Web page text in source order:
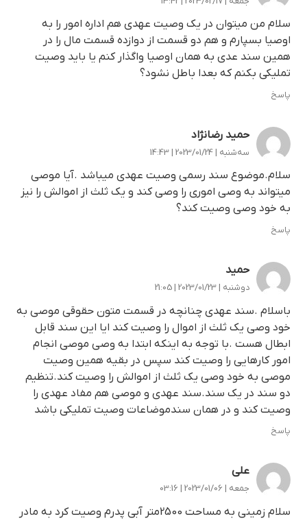
سلام من میتوان در یک وصیت عهدی هم اداره امور را به
اوصیا بسپارم و هم دو قسمت از دوازده قسمت مال را در
همین سند عدی به همان اوصیا واگذار کنم یا باید وصیت
تملیکی بکنم که بعدا باطل نشود؟
پاسخ
حمید رضانژاد
سه‌شنبه | 2023/01/24 | 14:43
سلام.موضوع سند رسمی وصیت عهدی میباشد .آیا موصی
میتواند به وصی اموری را وصی کند و یک ثلث از اموالش را نیز
به خود وصی وصیت کند؟
پاسخ
حمید
دوشنبه | 2023/01/23 | 21:05
باسلام .سند عهدی چنانچه در قسمت متون حقوقی موصی به
خود وصی یک ثلث از اموال را وصیت کند ایا این سند قابل
ابطال هست .با توجه به اینکه ابتدا به وصی موصی انجام
امور کارهایی را وصیت کند سپس در بقیه همین وصیت
موصی به خود وصی یک ثلث از اموالش را وصیت کند.تنظیم
دو سند در یک سند.سند عهدی و موصی هم مفاد عهدی را
وصیت کند و در همان سندموضاعات وصیت تملیکی باشد
پاسخ
علی
جمعه | 2023/01/06 | 03:16
سلام زمینی به مساحت 2500متر آبی پدرم وصیت کرد به مادر